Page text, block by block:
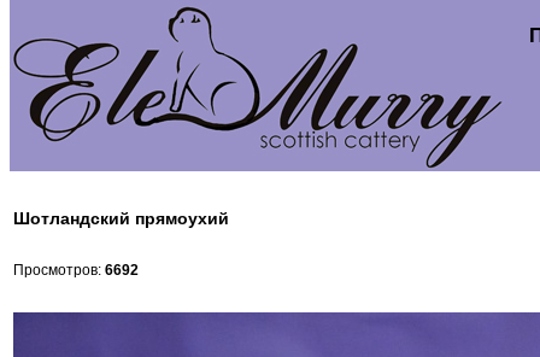
Шотландский прямоухий
Просмотров: 6692